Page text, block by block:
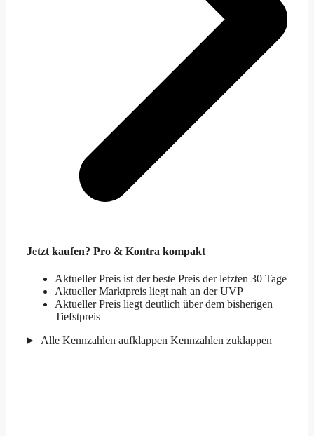
Jetzt kaufen? Pro & Kontra kompakt
Aktueller Preis ist der beste Preis der letzten 30 Tage
Aktueller Marktpreis liegt nah an der UVP
Aktueller Preis liegt deutlich über dem bisherigen
Tiefstpreis
Alle Kennzahlen aufklappen Kennzahlen zuklappen